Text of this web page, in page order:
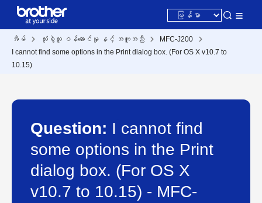
အိမ် သုံးစွဲသူ ဝန်ဆောင်မှု နှင့် အကူအညီ
MFC-J200
I cannot find some options in the Print dialog box. (For OS X v10.7 to
10.15)
Question: I cannot find
some options in the Print
dialog box. (For OS X
v10.7 to 10.15) - MFC-